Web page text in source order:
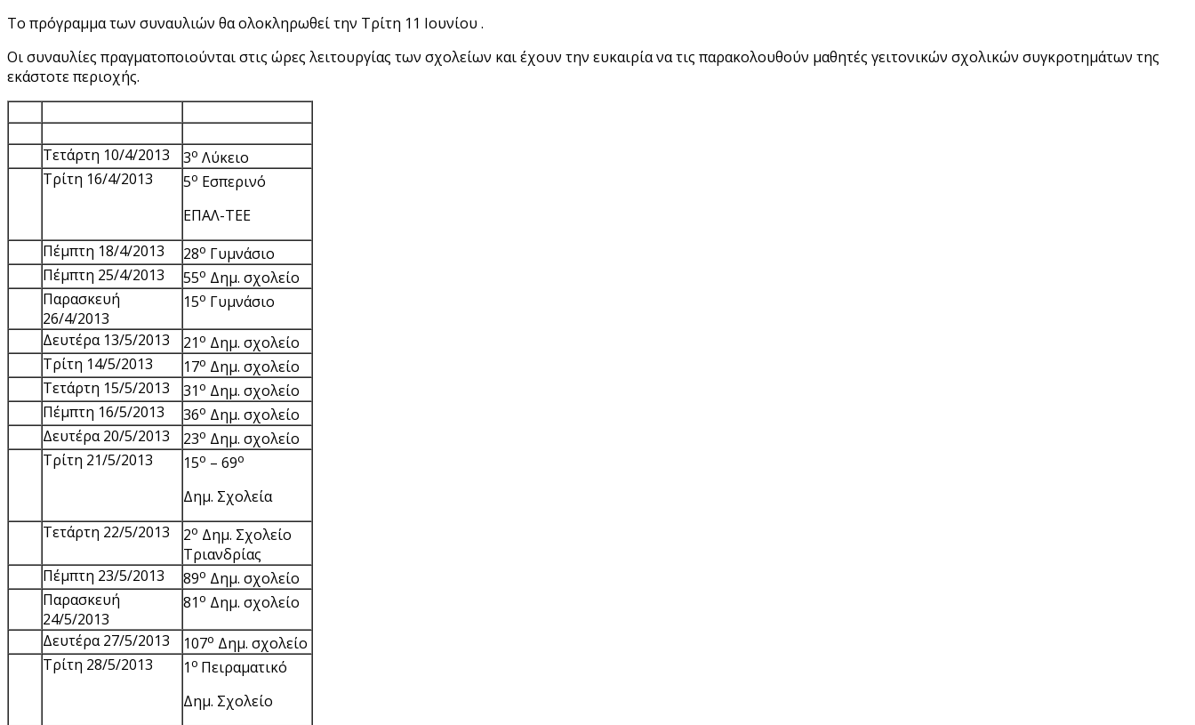
Το πρόγραμμα των συναυλιών θα ολοκληρωθεί την Τρίτη 11 Ιουνίου .
Οι συναυλίες πραγματοποιούνται στις ώρες λειτουργίας των σχολείων και έχουν την ευκαιρία να τις παρακολουθούν μαθητές γειτονικών σχολικών συγκροτημάτων της
εκάστοτε περιοχής.
Τετάρτη 10/4/2013 3ο Λύκειο
Τρίτη 16/4/2013
5ο Εσπερινό
ΕΠΑΛ-ΤΕΕ
Πέμπτη 18/4/2013
28ο Γυμνάσιο
Πέμπτη 25/4/2013
55ο Δημ. σχολείο
Παρασκευή
26/4/2013
15ο Γυμνάσιο
Δευτέρα 13/5/2013
21ο Δημ. σχολείο
Τρίτη 14/5/2013
17ο Δημ. σχολείο
Τετάρτη 15/5/2013
31ο Δημ. σχολείο
Πέμπτη 16/5/2013
36ο Δημ. σχολείο
Δευτέρα 20/5/2013
23ο Δημ. σχολείο
Τρίτη 21/5/2013
15ο – 69ο
Δημ. Σχολεία
Τετάρτη 22/5/2013
2ο Δημ. Σχολείο
Τριανδρίας
Πέμπτη 23/5/2013
89ο Δημ. σχολείο
Παρασκευή
24/5/2013
81ο Δημ. σχολείο
Δευτέρα 27/5/2013
107ο Δημ. σχολείο
Τρίτη 28/5/2013
1ο Πειραματικό
Δημ. Σχολείο